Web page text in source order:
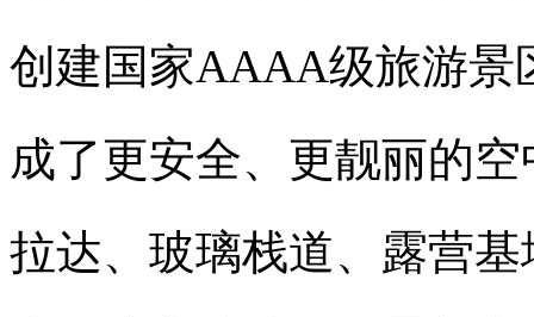
创建国家AAAA级旅游景
成了更安全、更靓丽的
拉达、玻璃栈道、露营